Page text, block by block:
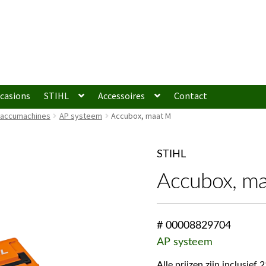
STIHL Accessoires Contact
AP systeem Accubox, maat M
STIHL
Accubox,
# 00008829704
AP systeem